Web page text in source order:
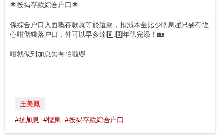
🌟按揭存款綜合户口🌟
係綜合户口入面嘅存款就等於還款，扣減本金比少啲息💰只要有恆
心咁儲錢落户口，仲可以早多達6️⃣.3️⃣年供完添！🏡
咁就做到加息無有怕啦😾
王美鳳
#抗加息 #慳息 #按揭存款綜合户口